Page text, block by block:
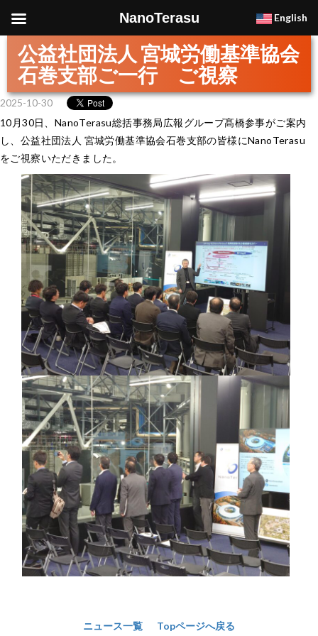
公益社団法人 宮城労働基準協会
石巻支部ご一行 ご視察
2025-10-30
10月30日、NanoTerasu総括事務局広報グループ髙橋参事がご案内
し、公益社団法人 宮城労働基準協会石巻支部の皆様にNanoTerasu
をご視察いただきました。
ニュース一覧 Topページへ戻る
NanoTerasu English